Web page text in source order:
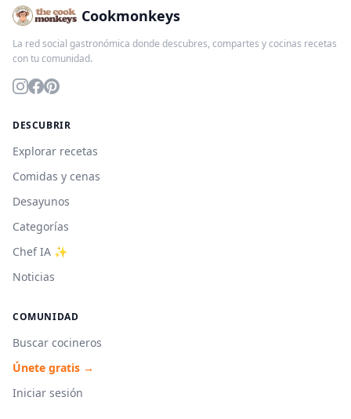
Cookmonkeys
La red social gastronómica donde descubres, compartes y cocinas recetas
con tu comunidad.
DESCUBRIR
Explorar recetas
Comidas y cenas
Desayunos
Categorías
Chef IA ✨
Noticias
COMUNIDAD
Buscar cocineros
Únete gratis →
Iniciar sesión